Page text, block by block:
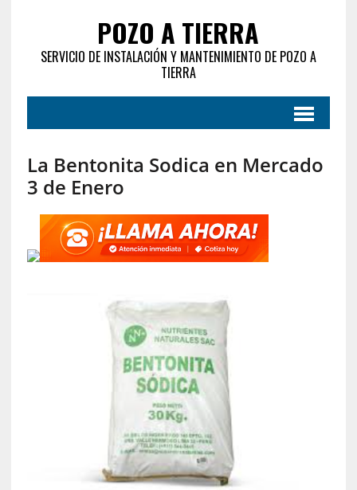
POZO A TIERRA
SERVICIO DE INSTALACIÓN Y MANTENIMIENTO DE POZO A
TIERRA
La Bentonita Sodica en Mercado
3 de Enero